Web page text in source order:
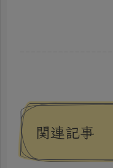
関連記事